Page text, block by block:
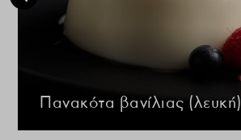
Πανακότα βανίλιας (λευκή)